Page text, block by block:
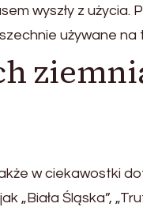
wyszły z użycia.
używane na
w ciekawostki
Śląska”,